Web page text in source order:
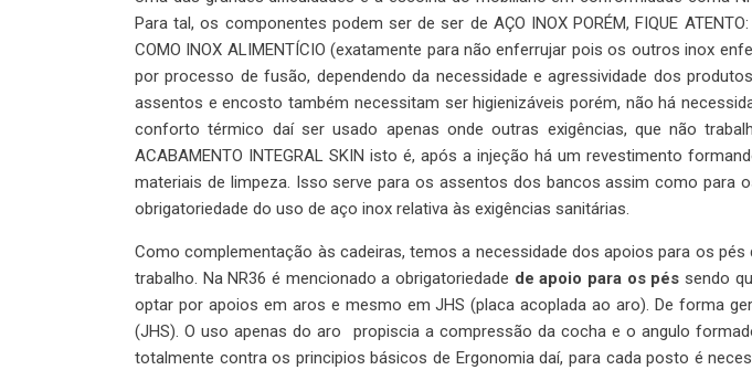
Para tal, os componentes podem ser de ser de AÇO INOX PORÉM, FIQUE ATENTO:
COMO INOX ALIMENTÍCIO (exatamente para não enferrujar pois os outros inox
por processo de fusão, dependendo da necessidade e agressividade dos
assentos e encosto também necessitam ser higienizáveis porém, não há
conforto térmico daí ser usado apenas onde outras exigências, que não
ACABAMENTO INTEGRAL SKIN isto é, após a injeção há um revestimento
materiais de limpeza. Isso serve para os assentos dos bancos assim como
obrigatoriedade do uso de aço inox relativa às exigências sanitárias.
Como complementação às cadeiras, temos a necessidade dos apoios para os
trabalho. Na NR36 é mencionado a obrigatoriedade de apoio para os pés sendo
optar por apoios em aros e mesmo em JHS (placa acoplada ao aro). De forma
(JHS). O uso apenas do aro propiscia a compressão da cocha e o angulo
totalmente contra os principios básicos de Ergonomia daí, para cada posto é